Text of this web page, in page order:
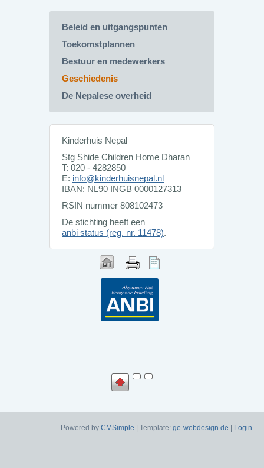
Beleid en uitgangspunten
Toekomstplannen
Bestuur en medewerkers
Geschiedenis
De Nepalese overheid
Kinderhuis Nepal
Stg Shide Children Home Dharan
T: 020 - 4282850
E: info@kinderhuisnepal.nl
IBAN: NL90 INGB 0000127313
RSIN nummer 808102473
De stichting heeft een
anbi status (reg. nr. 11478).
Powered by CMSimple | Template: ge-webdesign.de Login